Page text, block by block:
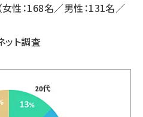
女性：168名／男性：131名／
ット調査